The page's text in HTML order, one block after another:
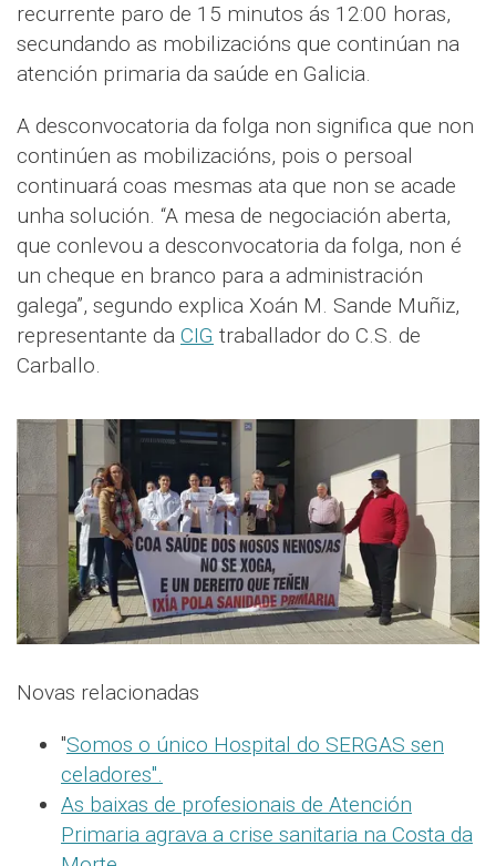
recurrente paro de 15 minutos ás 12:00 horas,
secundando as mobilizacións que continúan na
atención primaria da saúde en Galicia.
A desconvocatoria da folga non significa que non
continúen as mobilizacións, pois o persoal
continuará coas mesmas ata que non se acade
unha solución. “A mesa de negociación aberta,
que conlevou a desconvocatoria da folga, non é
un cheque en branco para a administración
galega”, segundo explica Xoán M. Sande Muñiz,
representante da CIG traballador do C.S. de
Carballo.
Novas relacionadas
"Somos o único Hospital do SERGAS sen
celadores".
As baixas de profesionais de Atención
Primaria agrava a crise sanitaria na Costa da